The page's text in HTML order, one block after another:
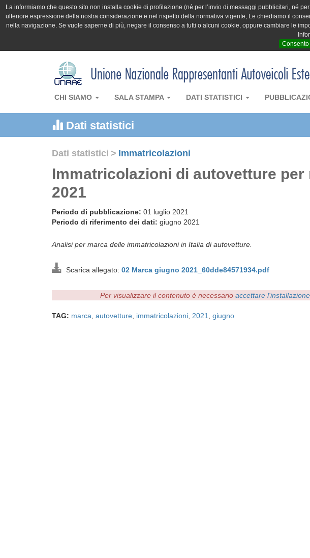
La informiamo che questo sito non installa cookie di profilazione (né per l’invio di messaggi pubblicitari, né
ulteriore espressione della nostra considerazione e nel rispetto della normativa vigente, Le chiediamo il
nella navigazione. Se vuole saperne di più, negare il consenso a tutti o alcuni cookie, oppure cambiare le
Consento
CHI SIAMO SALA STAMPA DATI STATISTICI
Dati statistici
Dati statistici > Immatricolazioni
Immatricolazioni di autovetture per
2021
Periodo di pubblicazione: 01 luglio 2021
Periodo di riferimento dei dati: giugno 2021
Analisi per marca delle immatricolazioni in Italia di autovetture.
Scarica allegato: 02 Marca giugno 2021_60dde84571934.pdf
Per visualizzare il contenuto è necessario accettare
TAG: marca autovetture immatricolazioni 2021 giugno